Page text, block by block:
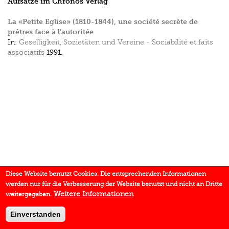
La «Petite Eglise» (1810-1844), une société secrète de
prêtres face à l’autoritée
In: Geselligkeit, Sozietäten und Vereine - Sociabilité et faits
associatifs 1991.
Diese Website benutzt Cookies. Die entsprechenden Informationen
werden nur für die Verbesserung der Website benutzt und nicht an Dritte
weitergegeben. Weitere Informationen
Einverstanden